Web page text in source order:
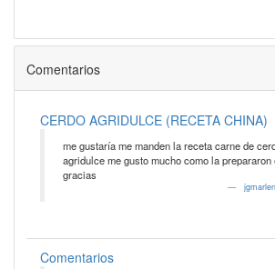
Comentarios
CERDO AGRIDULCE (RECETA CHINA)
me gustaría me manden la receta carne de
agridulce me gusto mucho como la prepararon
gracias
Comentarios